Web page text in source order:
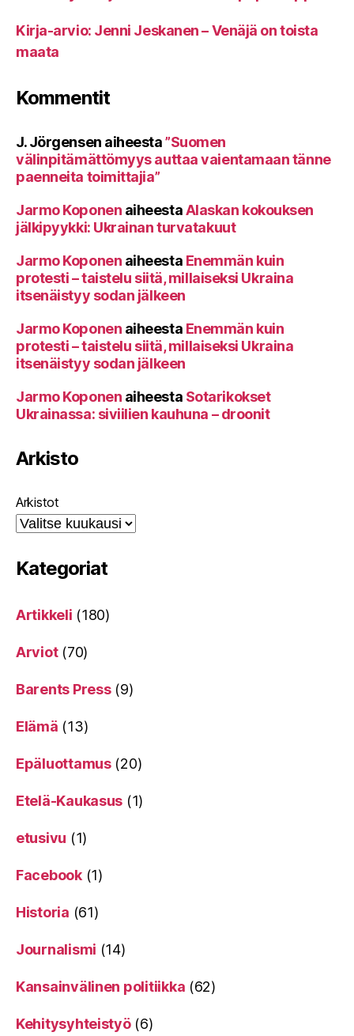
Kirja-arvio: Jenni Jeskanen – Venäjä on toista
maata
Kommentit
J. Jörgensen aiheesta”Suomen
välinpitämättömyys auttaa vaientamaan tänne
paenneita toimittajia”
Jarmo Koponen aiheestaAlaskan kokouksen
jälkipyykki: Ukrainan turvatakuut
Jarmo Koponen aiheesta Enemmän kuin
protesti – taistelu siitä, millaiseksi Ukraina
itsenäistyy sodan jälkeen
Jarmo Koponen aiheesta Enemmän kuin
protesti – taistelu siitä, millaiseksi Ukraina
itsenäistyy sodan jälkeen
Jarmo Koponen aiheesta Sotarikokset
Ukrainassa: siviilien kauhuna – droonit
Arkisto
Arkistot
Kategoriat
Artikkeli (180)
Arviot(70)
Barents Press(9)
Elämä (13)
Epäluottamus(20)
Etelä-Kaukasus (1)
etusivu (1)
Facebook(1)
Historia (61)
Journalismi (14)
Kansainvälinen politiikka (62)
Kehitysyhteistyö(6)